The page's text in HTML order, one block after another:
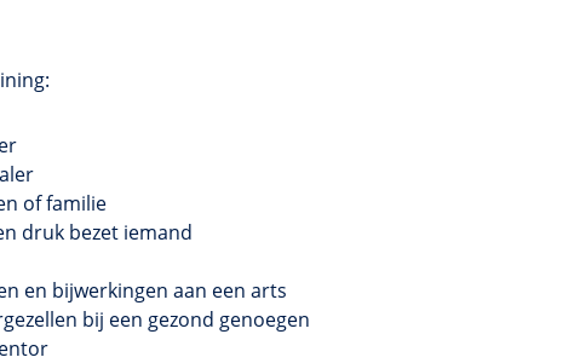
of familie
druk bezet iemand
en bijwerkingen aan een arts
bij een gezond genoegen